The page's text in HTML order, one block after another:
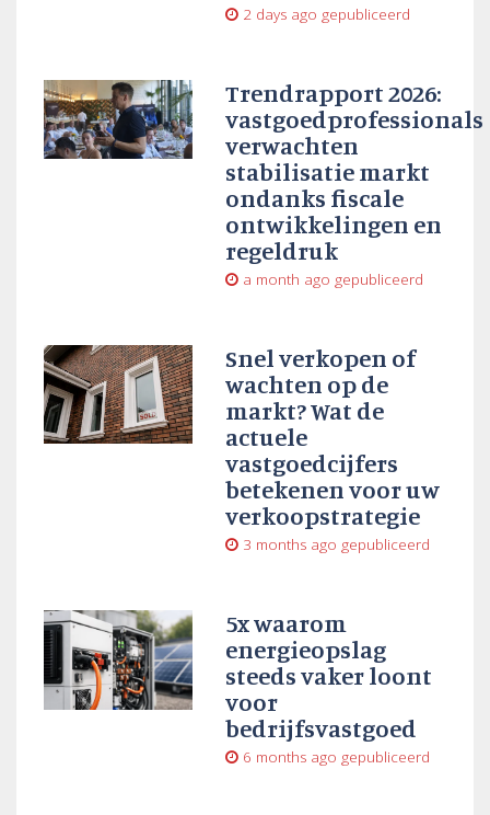
2 days ago gepubliceerd
Trendrapport 2026:
vastgoedprofessionals
verwachten
stabilisatie markt
ondanks fiscale
ontwikkelingen en
regeldruk
a month ago gepubliceerd
Snel verkopen of
wachten op de
markt? Wat de
actuele
vastgoedcijfers
betekenen voor uw
verkoopstrategie
3 months ago gepubliceerd
5x waarom
energieopslag
steeds vaker loont
voor
bedrijfsvastgoed
6 months ago gepubliceerd